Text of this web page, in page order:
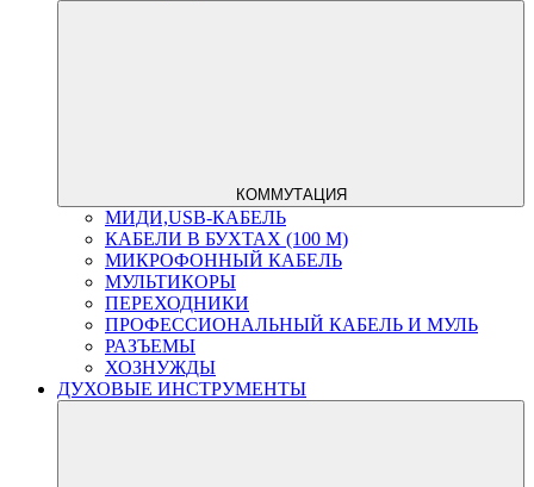
КОММУТАЦИЯ
МИДИ,USB-КАБЕЛЬ
КАБЕЛИ В БУХТАХ (100 М)
МИКРОФОННЫЙ КАБЕЛЬ
МУЛЬТИКОРЫ
ПЕРЕХОДНИКИ
ПРОФЕССИОНАЛЬНЫЙ КАБЕЛЬ И МУЛЬ
РАЗЪЕМЫ
ХОЗНУЖДЫ
ДУХОВЫЕ ИНСТРУМЕНТЫ